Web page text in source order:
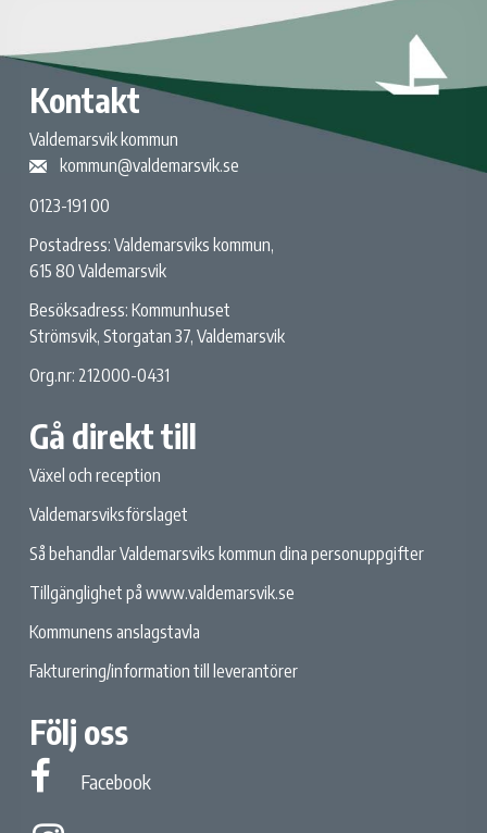
Kontakt
Valdemarsvik kommun
kommun@valdemarsvik.se
0123-191 00
Postadress: Valdemarsviks kommun,
615 80 Valdemarsvik
Besöksadress: Kommunhuset
Strömsvik, Storgatan 37, Valdemarsvik
Org.nr: 212000-0431
Gå direkt till
Växel och reception
Valdemarsviksförslaget
Så behandlar Valdemarsviks kommun dina personuppgifter
Tillgänglighet på www.valdemarsvik.se
Kommunens anslagstavla
Fakturering/information till leverantörer
Följ oss
Facebook
Facebook